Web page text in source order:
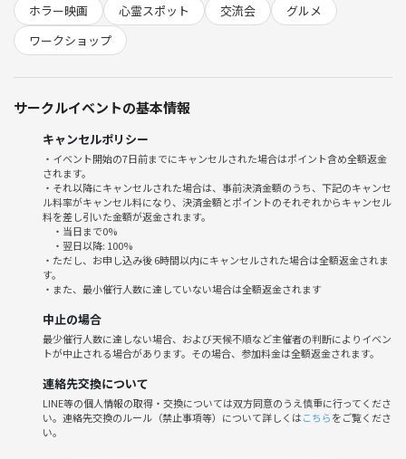
【メディア取材・放映実績について】
当会はこれまでに
テレビ大阪『初耳怪談』、Abema TV『Abema的ニュースショー』『Ab
ema Prime』、J-WAVE『TOKYO MORNING RADIO』など、複数のメデ
ィアから注目をいただき、取材・放映された実績があります！
今後の会でも、急遽取材が入ることがあるかもしれませんが、皆さんの
顔や声が勝手に映るようなことは絶対にありませんのでご安心くださ
撮影や放映がある場合は、必ず事前にご本人に確認し、OKをいただい
た方のみご協力をお願いしていますのでご安心のうえご参加下さい！
・テレビ大阪「初耳怪談」
・Abema TV「Abema的ニュースショー」
・ABEMA PRIME
・J-WAVE TOKYO MORNING RADIO
・日本テレビ「井戸端サミット」
・週刊SPA！
都市伝説を語る会が取り上げられました！
ホラー映画
心霊スポット 交流会
グルメ
ワークショップ
サークルイベントの基本情報
キャンセルポリシー
・イベント開始の7日前までにキャンセルされた場合はポイント含め全額返金
されます。
・それ以降にキャンセルされた場合は、事前決済金額のうち、下記のキャンセ
ル料率がキャンセル料になり、決済金額とポイントのそれぞれからキャンセル
料を差し引いた金額が返金されます。
・当日まで0%
・翌日以降: 100%
・ただし、お申し込み後 6時間以内にキャンセルされた場合は全額返金されま
す。
・また、最小催行人数に達していない場合は全額返金されます
中止の場合
最少催行人数に達しない場合、および天候不順など主催者の判断によりイベン
トが中止される場合があります。その場合、参加料金は全額返金されます。
連絡先交換について
LINE等の個人情報の取得・交換については双方同意のうえ慎重に行ってくださ
い。連絡先交換のルール（禁止事項等）について詳しくはこちらをご覧くださ
い。